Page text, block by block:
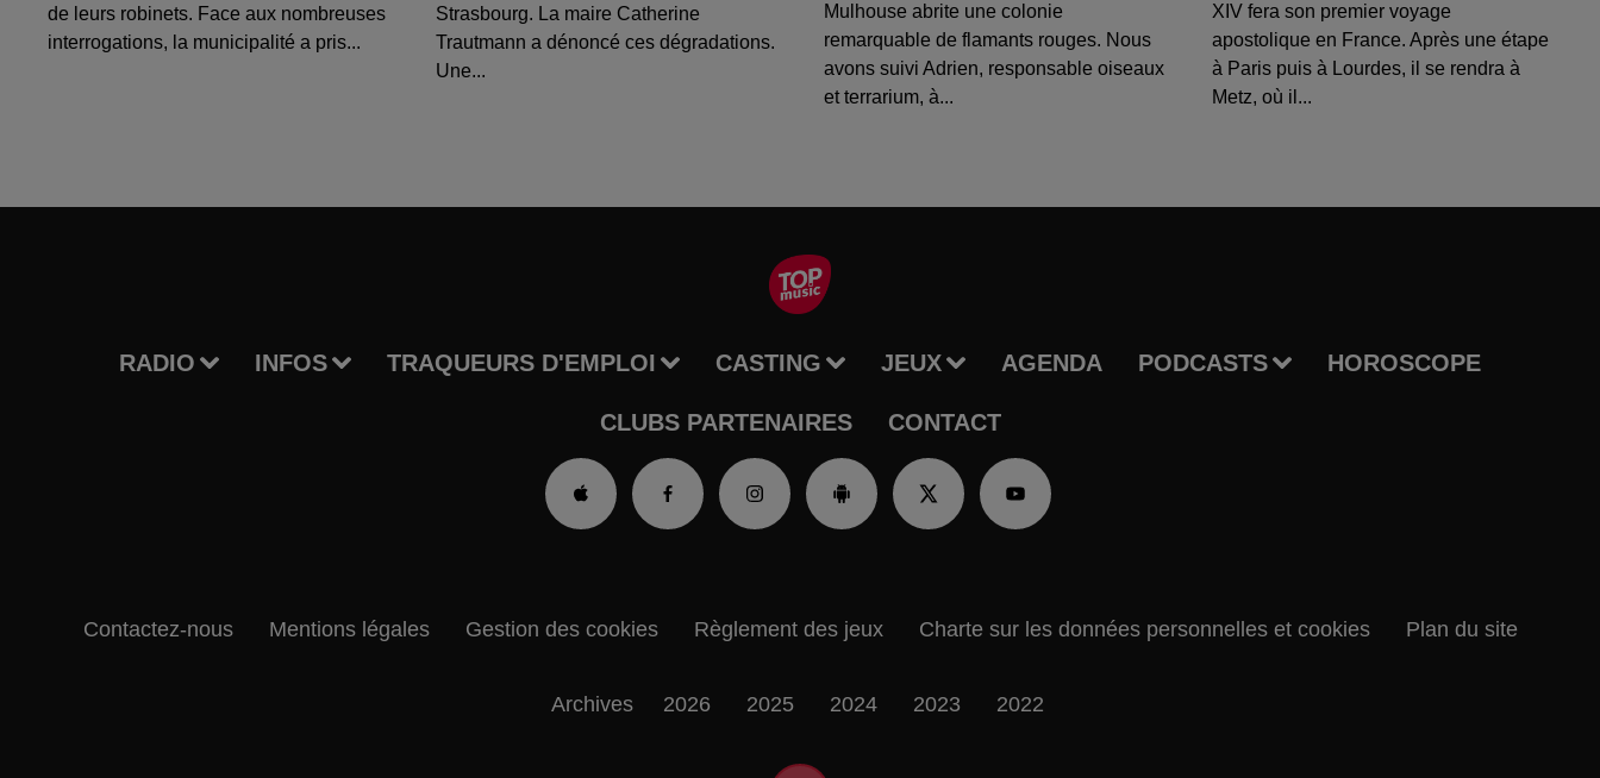
de leurs robinets. Face aux nombreuses
interrogations, la municipalité a pris...
Strasbourg. La maire Catherine
Trautmann a dénoncé ces dégradations.
Une...
Mulhouse abrite une colonie
remarquable de flamants rouges. Nous
avons suivi Adrien, responsable oiseaux
et terrarium, à...
XIV fera son premier voyage
apostolique en France. Après une étape
à Paris puis à Lourdes, il se rendra à
Metz, où il...
RADIO INFOS TRAQUEURS D'EMPLOI CASTING JEUX AGENDA PODCASTS HOROSCOPE
CLUBS PARTENAIRES CONTACT
Contactez-nous Mentions légales Gestion des cookies Règlement des jeux Charte sur les données personnelles et cookies Plan du site
Archives 2026 2025 2024 2023 2022